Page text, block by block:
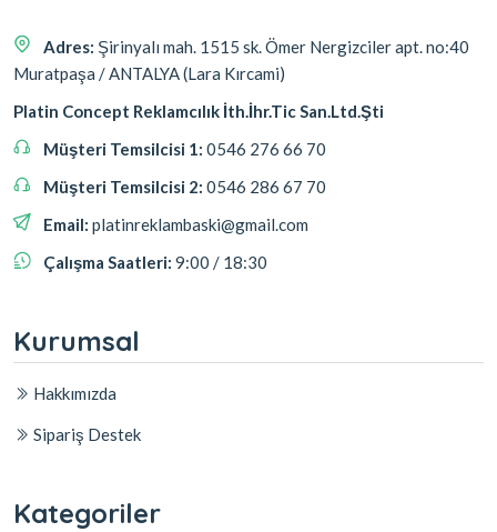
Adres: Şirinyalı mah. 1515 sk. Ömer Nergizciler apt. no:40
Muratpaşa / ANTALYA (Lara Kırcami)
Platin Concept Reklamcılık İth.İhr.Tic San.Ltd.Şti
Müşteri Temsilcisi 1: 0546 276 66 70
Müşteri Temsilcisi 2: 0546 286 67 70
Email: platinreklambaski@gmail.com
Çalışma Saatleri: 9:00 / 18:30
Kurumsal
Hakkımızda
Sipariş Destek
Kategoriler